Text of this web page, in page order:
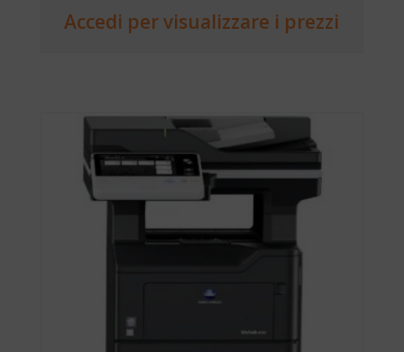
Accedi per visualizzare i prezzi